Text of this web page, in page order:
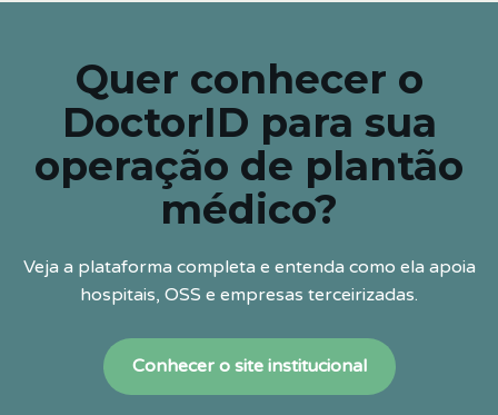
Quer conhecer o
DoctorID para sua
operação de plantão
médico?
Veja a plataforma completa e entenda como ela apoia
hospitais, OSS e empresas terceirizadas.
Conhecer o site institucional